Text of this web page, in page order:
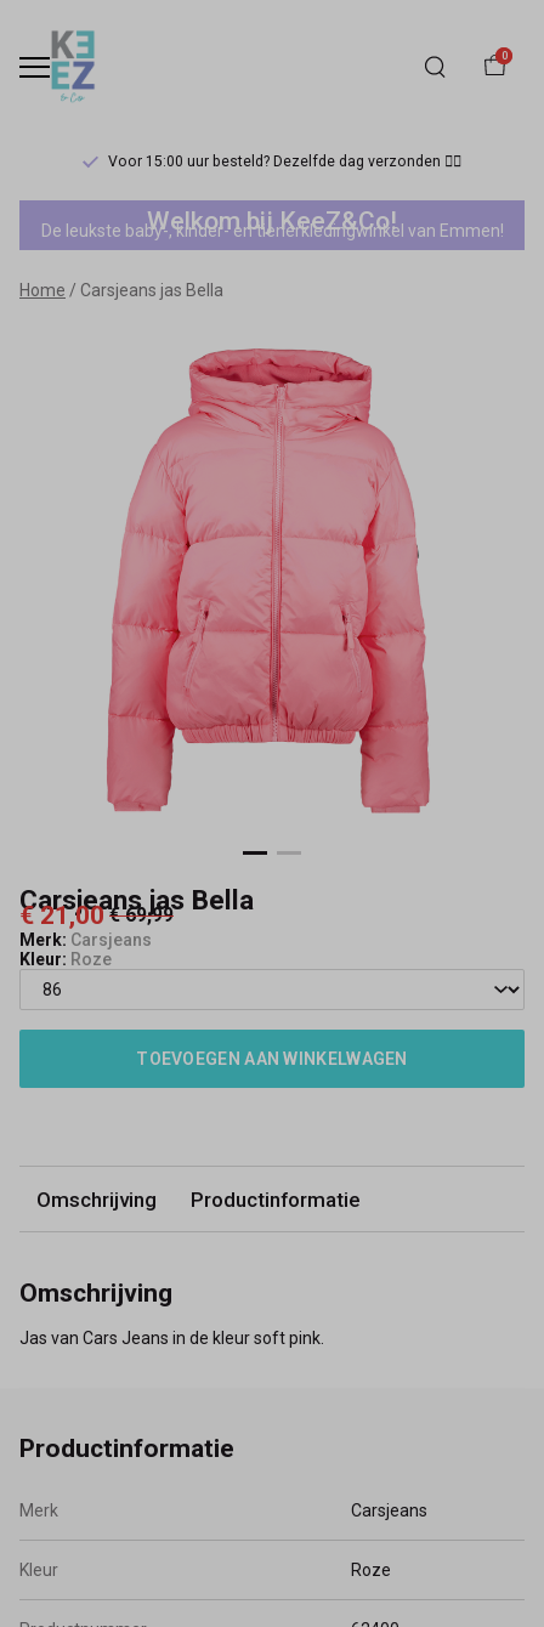
0
Voor 15:00 uur besteld? Dezelfde dag verzonden 🏃‍♀️
Carsjeans
jas
Bella
Keez&Co
Welkom bij KeeZ&Co!
De leukste baby-, kinder- en tienerkledingwinkel van Emmen!
Home Carsjeans jas Bella
Carsjeans jas Bella
€ 21,00 € 69,99
Merk: Carsjeans
Kleur: Roze
TOEVOEGEN AAN WINKELWAGEN
Omschrijving Productinformatie
Omschrijving
Jas van Cars Jeans in de kleur soft pink.
Productinformatie
Merk Carsjeans
Kleur Roze